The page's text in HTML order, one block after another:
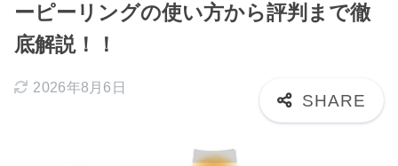
ーピーリングの使い方から評判まで徹
底解説！！
2026年8月6日